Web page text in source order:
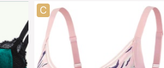
C